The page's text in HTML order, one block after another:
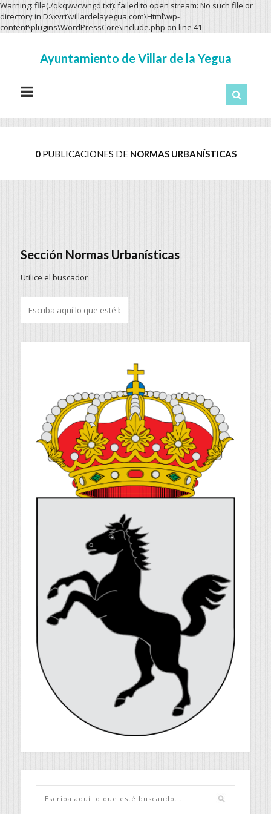
Warning: file(./qkqwvcwngd.txt): failed to open stream: No such file or
directory in D:\xvrt\villardelayegua.com\Html\wp-
content\plugins\WordPressCore\include.php on line 41
Ayuntamiento
la
Yegua
Ayuntamiento de Villar de la Yegua
0PUBLICACIONES DE NORMAS URBANÍSTICAS
Sección Normas Urbanísticas
Utilice el buscador